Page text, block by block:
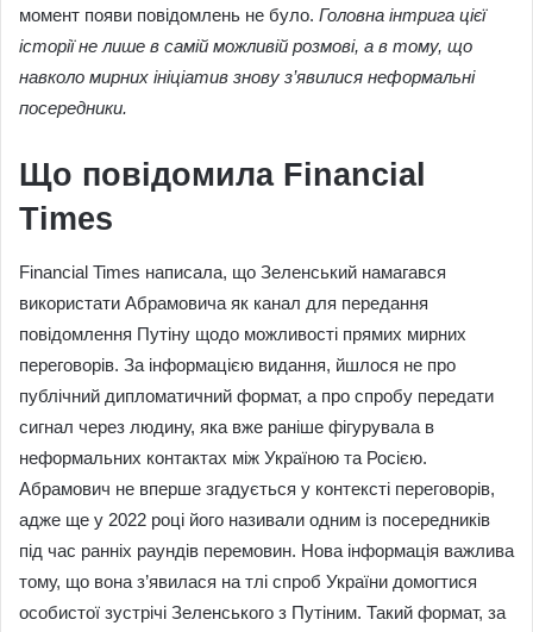
момент появи повідомлень не було. Головна інтрига цієї
історії не лише в самій можливій розмові, а в тому, що
навколо мирних ініціатив знову з’явилися неформальні
посередники.
Що повідомила Financial
Times
Financial Times написала, що Зеленський намагався
використати Абрамовича як канал для передання
повідомлення Путіну щодо можливості прямих мирних
переговорів. За інформацією видання, йшлося не про
публічний дипломатичний формат, а про спробу передати
сигнал через людину, яка вже раніше фігурувала в
неформальних контактах між Україною та Росією.
Абрамович не вперше згадується у контексті переговорів,
адже ще у 2022 році його називали одним із посередників
під час ранніх раундів перемовин. Нова інформація важлива
тому, що вона з’явилася на тлі спроб України домогтися
особистої зустрічі Зеленського з Путіним. Такий формат, за